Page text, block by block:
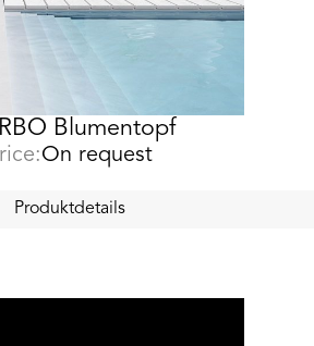
Blumentopf
On request
Produktdetails